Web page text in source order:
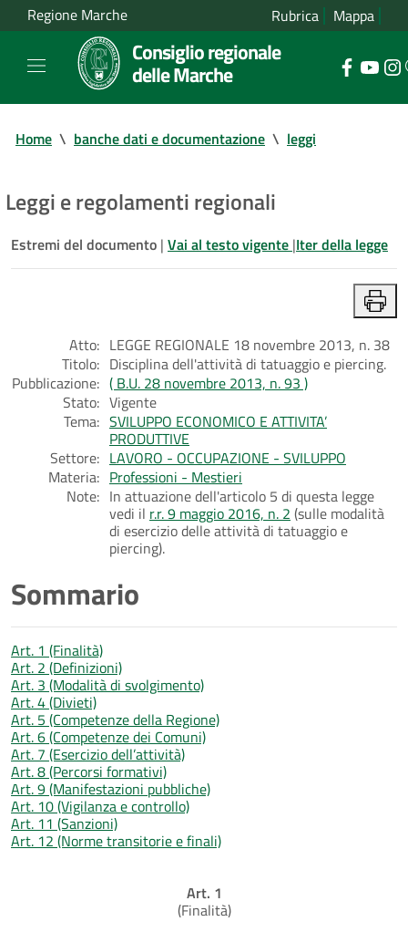
Regione Marche Rubrica Mappa
Consiglio regionale
delle Marche
Home \ banche dati e documentazione \ leggi
Leggi e regolamenti regionali
Estremi del documento | Vai al testo vigente |Iter della legge
Atto: LEGGE REGIONALE 18 novembre 2013, n. 38
Titolo: Disciplina dell'attività di tatuaggio e piercing.
Pubblicazione: ( B.U. 28 novembre 2013, n. 93 )
Stato: Vigente
Tema: SVILUPPO ECONOMICO E ATTIVITA’
PRODUTTIVE
Settore: LAVORO - OCCUPAZIONE - SVILUPPO
Materia: Professioni - Mestieri
Note: In attuazione dell'articolo 5 di questa legge
vedi il r.r. 9 maggio 2016, n. 2 (sulle modalità
di esercizio delle attività di tatuaggio e
piercing).
Sommario
Art. 1 (Finalità)
Art. 2 (Definizioni)
Art. 3 (Modalità di svolgimento)
Art. 4 (Divieti)
Art. 5 (Competenze della Regione)
Art. 6 (Competenze dei Comuni)
Art. 7 (Esercizio dell’attività)
Art. 8 (Percorsi formativi)
Art. 9 (Manifestazioni pubbliche)
Art. 10 (Vigilanza e controllo)
Art. 11 (Sanzioni)
Art. 12 (Norme transitorie e finali)
Art. 1
(Finalità)